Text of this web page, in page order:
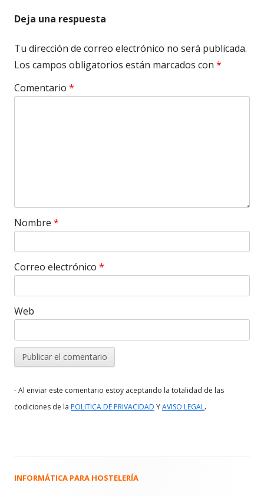
Deja una respuesta
Tu dirección de correo electrónico no será publicada.
Los campos obligatorios están marcados con *
Comentario *
Nombre *
Correo electrónico *
Web
- Al enviar este comentario estoy aceptando la totalidad de las
codiciones de la POLITICA DE PRIVACIDAD YAVISO LEGAL.
Barra
INFORMÁTICA PARA HOSTELERÍA